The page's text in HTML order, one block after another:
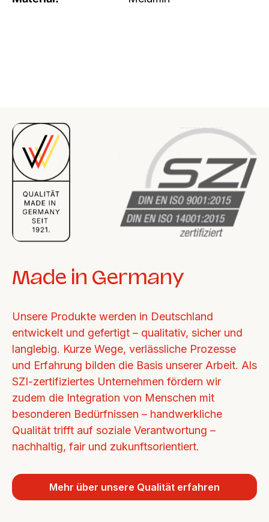
Made in Germany
Unsere Produkte werden in Deutschland
entwickelt und gefertigt – qualitativ, sicher und
langlebig. Kurze Wege, verlässliche Prozesse
und Erfahrung bilden die Basis unserer Arbeit. Als
SZI-zertifiziertes Unternehmen fördern wir
zudem die Integration von Menschen mit
besonderen Bedürfnissen – handwerkliche
Qualität trifft auf soziale Verantwortung –
nachhaltig, fair und zukunftsorientiert.
Mehr über unsere Qualität erfahren